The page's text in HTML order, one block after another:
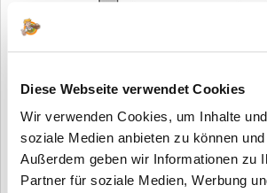
Diese Webseite verwendet Cookies
Wir verwenden Cookies, um Inhalte
soziale Medien anbieten zu können
Außerdem geben wir Informationen zu
Partner für soziale Medien, Werbung
DieWandstärkemessen Sie bitte
Fliesen.